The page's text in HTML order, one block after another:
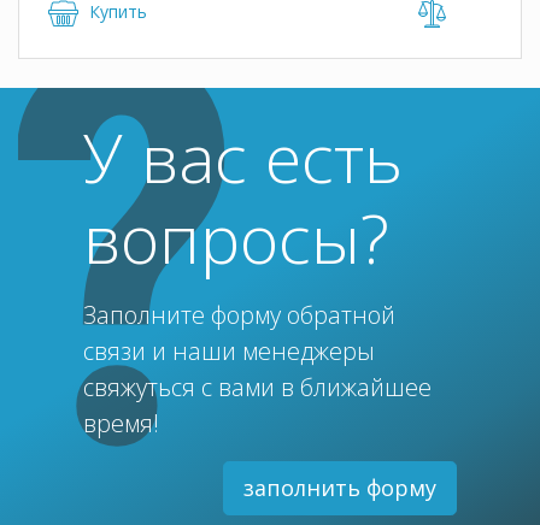
Купить
У вас есть
вопросы?
Заполните форму обратной
связи и наши менеджеры
свяжуться с вами в ближайшее
время!
заполнить форму